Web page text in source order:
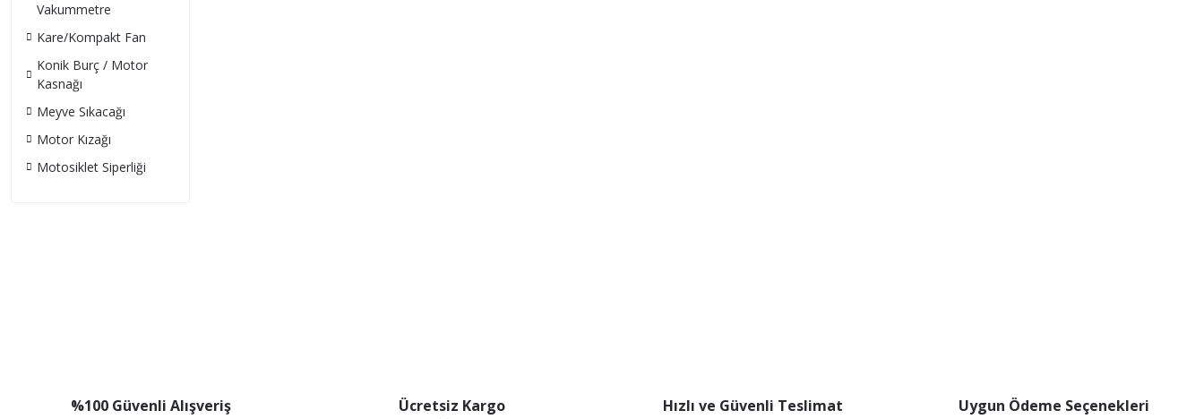
Vakummetre
Kare/Kompakt Fan
Konik Burç / Motor
Kasnağı
Meyve Sıkacağı
Motor Kızağı
Motosiklet Siperliği
%100 Güvenli Alışveriş Ücretsiz Kargo Hızlı ve Güvenli Teslimat Uygun Ödeme Seçenekleri